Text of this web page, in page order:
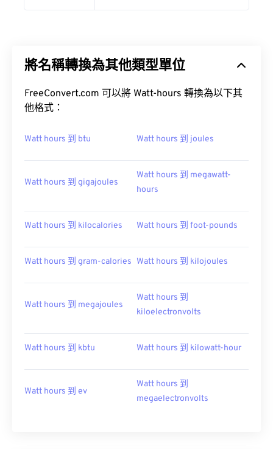
將名稱轉換為其他類型單位
FreeConvert.com 可以將 Watt-hours 轉換為以下其
他格式：
Watt hours 到 btu Watt hours 到 joules
Watt hours 到 gigajoules
Watt hours 到 megawatt-
hours
Watt hours 到 kilocalories Watt hours 到 foot-pounds
Watt hours 到 gram-calories Watt hours 到 kilojoules
Watt hours 到 megajoules
Watt hours 到
kiloelectronvolts
Watt hours 到 kbtu Watt hours 到 kilowatt-hour
Watt hours 到 ev
Watt hours 到
megaelectronvolts